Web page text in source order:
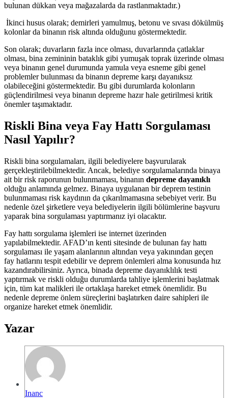
bulunan dükkan veya mağazalarda da rastlanmaktadır.)
İkinci husus olarak; demirleri yamulmuş, betonu ve sıvası dökülmüş
kolonlar da binanın risk altında olduğunu göstermektedir.
Son olarak; duvarların fazla ince olması, duvarlarında çatlaklar
olması, bina zemininin bataklık gibi yumuşak toprak üzerinde olması
veya binanın genel durumunda yamula veya esneme gibi genel
problemler bulunması da binanın depreme karşı dayanıksız
olabileceğini göstermektedir. Bu gibi durumlarda kolonların
güçlendirilmesi veya binanın depreme hazır hale getirilmesi kritik
önemler taşımaktadır.
Riskli Bina veya Fay Hattı Sorgulaması
Nasıl Yapılır?
Riskli bina sorgulamaları, ilgili belediyelere başvurularak
gerçekleştirilebilmektedir. Ancak, belediye sorgulamalarında binaya
ait bir risk raporunun bulunmaması, binanın depreme dayanıklı
olduğu anlamında gelmez. Binaya uygulanan bir deprem testinin
bulunmaması risk kaydının da çıkarılmamasına sebebiyet verir. Bu
nedenle özel şirketlere veya belediyelerin ilgili bölümlerine başvuru
yaparak bina sorgulaması yaptırmanız iyi olacaktır.
Fay hattı sorgulama işlemleri ise internet üzerinden
yapılabilmektedir. AFAD’ın kenti sitesinde de bulunan fay hattı
sorgulaması ile yaşam alanlarının altından veya yakınından geçen
fay hatlarını tespit edebilir ve deprem önlemleri alma konusunda hız
kazandırabilirsiniz. Ayrıca, binada depreme dayanıklılık testi
yaptırmak ve riskli olduğu durumlarda tahliye işlemlerini başlatmak
için, tüm kat malikleri ile ortaklaşa hareket etmek önemlidir. Bu
nedenle depreme önlem süreçlerini başlatırken daire sahipleri ile
organize hareket etmek önemlidir.
Yazar
Inanc